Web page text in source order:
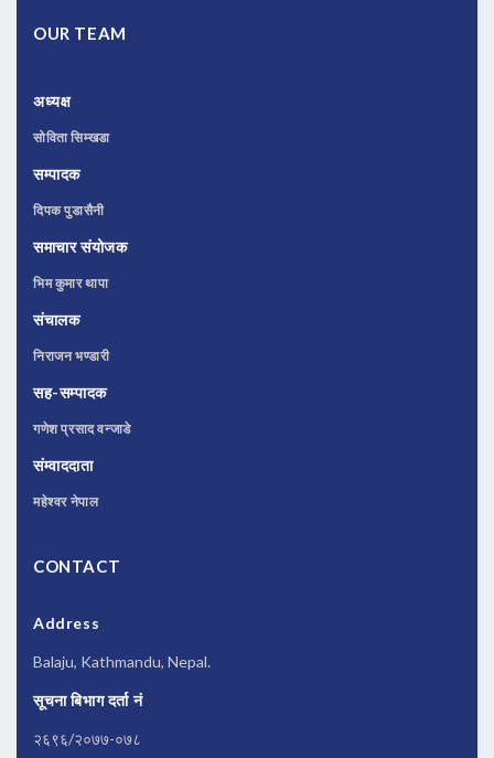
OUR TEAM
अध्यक्ष
सोविता सिम्खडा
सम्पादक
दिपक पुडासैनी
समाचार संयोजक
भिम कुमार थापा
संचालक
निराजन भण्डारी
सह-सम्पादक
गणेश प्रसाद वन्जाडे
संम्वाददाता
महेश्वर नेपाल
CONTACT
Address
Balaju, Kathmandu, Nepal.
सूचना बिभाग दर्ता नं
२६९६/२०७७-०७८